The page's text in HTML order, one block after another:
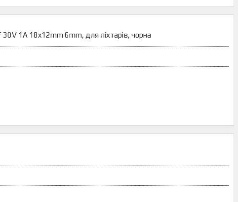
1A 18x12mm 6mm, для ліхтарів, чорна